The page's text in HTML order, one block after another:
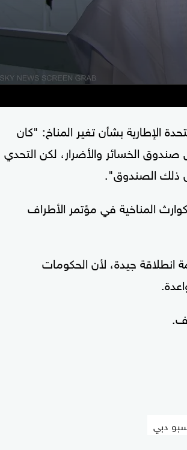
الإطارية بشأن تغير المناخ: "كان
الخسائر والأضرار، لكن التحدي
المناخية في مؤتمر الأطراف
انطلاقة جيدة، لأن الحكومات
دبي